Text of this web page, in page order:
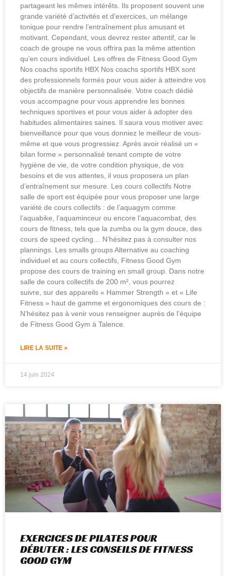
partageant les mêmes intérêts. Ils proposent souvent une
grande variété d’activités et d’exercices, un mélange
tonique pour rendre l’entraînement plus amusant et
motivant. Cependant, vous devrez rester attentif, car le
coach de groupe ne vous offrira pas la même attention
qu’en cours individuel. Les offres de Fitness Good Gym
Nos coachs sportifs HBX Nos coachs sportifs HBX sont
des professionnels formés pour vous aider à atteindre vos
objectifs de manière personnalisée. Votre coach dédié
vous accompagne pour vous apprendre les bonnes
techniques sportives et pour vous aider à adopter des
habitudes alimentaires saines. Il saura vous motiver avec
bienveillance pour que vous donniez le meilleur de vous-
même et que vous progressiez. Après avoir réalisé un «
bilan forme » personnalisé tenant compte de votre
hygiène de vie, de votre condition physique, de vos
besoins et de vos attentes, il vous proposera un plan
d’entraînement sur mesure. Les cours collectifs Notre
salle de sport est équipée pour vous proposer une large
variété de cours collectifs : de l’aquagym comme
l’aquabike, l’aquaminceur ou encore l’aquacombat, des
cours de fitness, tels que la zumba ou la gym douce, des
cours de speed cycling… N’hésitez pas à consulter nos
plannings. Les smalls groups Alternative au coaching
individuel et au cours collectifs, Fitness Good Gym
propose des cours de training en small group. Dans notre
salle de cours collectifs de 200 m², vous pourrez
suivre, sur des appareils « Hammer Strength » et « Life
Fitness » haut de gamme et ergonomiques des cours de :
N’hésitez pas à venir vous renseigner auprès de l’équipe
de Fitness Good Gym à Talence.
LIRE LA SUITE »
14 juin 2024
EXERCICES DE PILATES POUR
DÉBUTER : LES CONSEILS DE FITNESS
GOOD GYM